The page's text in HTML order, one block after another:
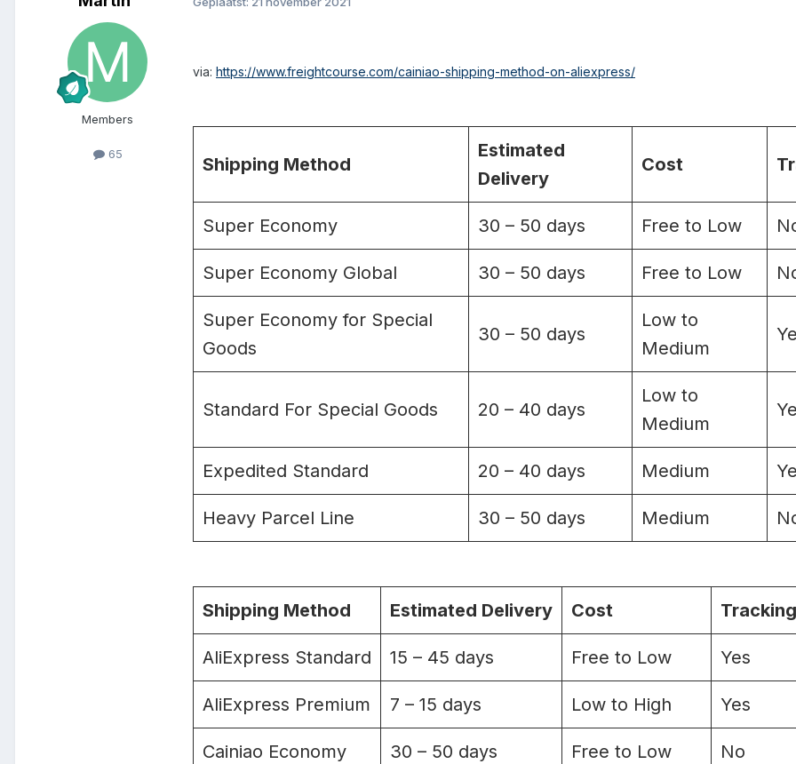
Members
65
via: https://www.freightcourse.com/cainiao-shipping-method-on-aliexpress/
Shipping Method
Estimated
Delivery
Cost
Super Economy 30 – 50 days Free to Low
Super Economy Global 30 – 50 days Free to Low
Super Economy for Special
Goods
30 – 50 days
Low to
Medium
Standard For Special Goods 20 – 40 days
Low to
Medium
Expedited Standard 20 – 40 days Medium
Heavy Parcel Line 30 – 50 days Medium
Shipping Method Estimated Delivery Cost Tracking
AliExpress Standard 15 – 45 days Free to Low Yes
AliExpress Premium 7 – 15 days Low to High Yes
Cainiao Economy 30 – 50 days Free to Low No